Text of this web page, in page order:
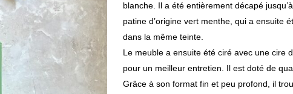
blanche. Il a été entièrement décapé
patine d’origine vert menthe, qui a ensuite
dans la même teinte.
Le meuble a ensuite été ciré avec une cire
pour un meilleur entretien. Il est doté de
Grâce à son format fin et peu profond, il